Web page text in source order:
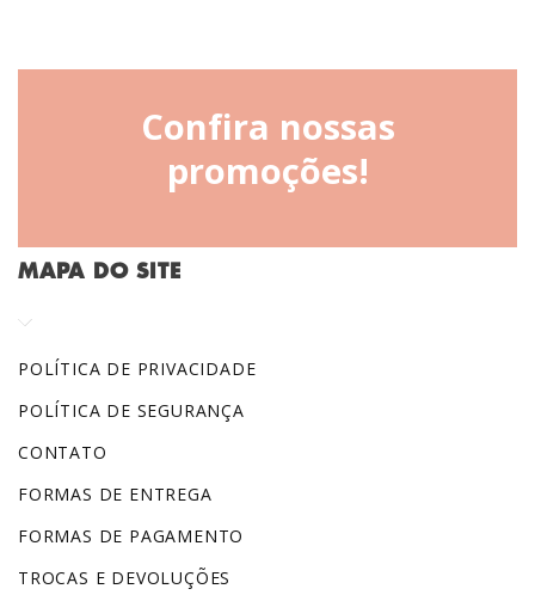
Confira nossas
promoções!
MAPA DO SITE
POLÍTICA DE PRIVACIDADE
POLÍTICA DE SEGURANÇA
CONTATO
FORMAS DE ENTREGA
FORMAS DE PAGAMENTO
TROCAS E DEVOLUÇÕES